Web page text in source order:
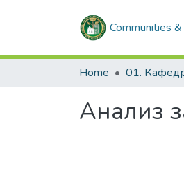
Communities
Home 01.
Анализ